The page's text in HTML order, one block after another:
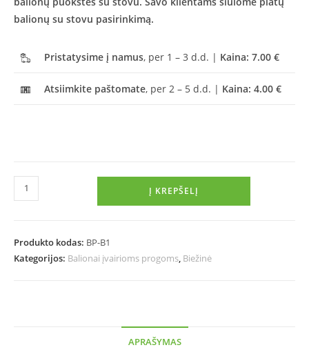
balionų su stovu pasirinkimą.
Pristatysime į namus, per 1 – 3 d.d. | Kaina: 7.00 €
Atsiimkite paštomate, per 2 – 5 d.d. | Kaina: 4.00 €
Į KREPŠELĮ
Produkto kodas: BP-B1
Kategorijos: Balionai įvairioms progoms, Biežinė
APRAŠYMAS